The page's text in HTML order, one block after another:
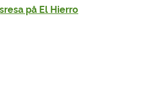
på El Hierro